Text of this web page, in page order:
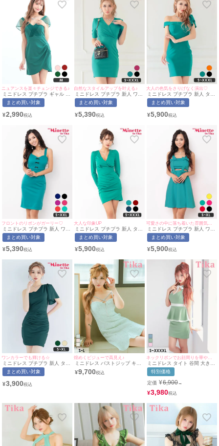
ニュアンスを楽々チェンジできる♪
ミニドレス プチプラ ギャル タ
イト オフショル セクシー シア
ー 低身長 背中魅せ 緑 2way キ
対応) | myMinette/マイミネッ
まとめ買い対象
¥2,990
自然なスタイルアップを叶える♪
ミニドレス プチプラ 新人 ワン
ピース ラウンジ 半袖 低身長
胸元隠し スナック 同伴 Vネッ
着用/S~XXXLサイズ対応） |
まとめ買い対象
¥5,390
大人の色気をさりげなく演出♡
ミニドレス プチプラ 新人 タイ
ト ラウンジ ワンショル 低身
長 胸元隠し 肩あき フリル 緑
用/S~XXXL対応) | myMinette/
まとめ買い対象
¥5,900
フロントのリボンがガーリー♡
ミニドレス プチプラ 新人 ワン
ピース ノースリーブ 低身長 谷
間 リボン 緑 キャバドレス (れ
| myMinette/マイミネット
まとめ買い対象
¥5,390
大人な印象UP
ミニドレス プチプラ 新人 タイ
ト 長袖 ワンピース 低身長 谷
間 スナック 同伴 シンプル グ
着用/S〜XXXLサイズ対応) |
まとめ買い対象
¥5,900
可愛さの中に落ち着いた雰囲気を♡
ミニドレス プチプラ 新人 ワン
ピース フレア ノースリーブ 低
身長 胸元隠し ウエストリボン
ドレス (れいたぴ着用/S~XLサ
ネット
まとめ買い対象
¥5,900
ワンカラーでも輝ける☆
ミニドレス プチプラ 新人 タイ
ト ラウンジ ワンショル 半袖
低身長 胸元隠し 同伴 ウエスト
用/S~XLサイズ対応) |
まとめ買い対象
¥3,900
煌めくビジューで高見え♪
ミニドレス バストジップ キャ
ミソール ラメ ツイード ビジュ
ー Aライン キャバドレス (りせ
¥9,700
ネックリボンでお顔周りを華やかに♪
ミニドレス タイト 谷間 大きい
サイズ ストレッチ 半袖 ペプラ
ム ネックリボン ブラジャーの
まま バイカラー バストカット
アウト グリーン XL XXL 4L
5L 6L キャバドレス (横田未来
着用) 【tk-md1283-ha】 [Tika/
特別価格
定価 ¥6,900→
¥3,980